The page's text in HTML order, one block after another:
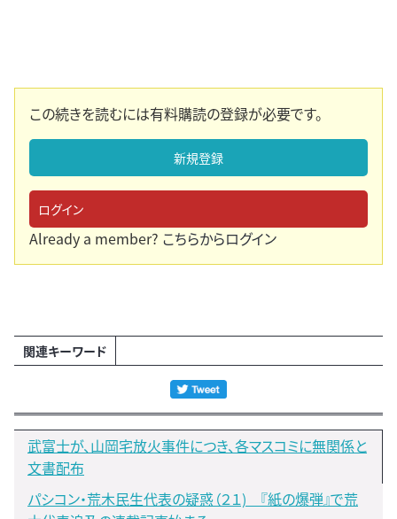
この続きを読むには有料購読の登録が必要です。
新規登録
ログイン
Already a member? こちらからログイン
関連キーワード
武富士が、山岡宅放火事件につき、各マスコミに無関係と
文書配布
パシコン・荒木民生代表の疑惑（２１) 『紙の爆弾』で荒